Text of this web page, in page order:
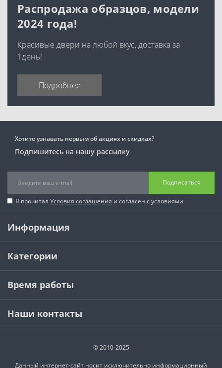
Распродажа образцов, модели
2024 года!
Красивые двери на любой вкус, доставка за
1день!
Подробнее
Хотите узнавать первым об акциях и скидках?
Подпишитесь на нашу рассылку
Подписаться
Я прочитал Условия соглашения и согласен с условиями
Информация
Категории
Время работы
Наши контакты
© 2010-2025
Данный интернет-сайт носит исключительно информационный